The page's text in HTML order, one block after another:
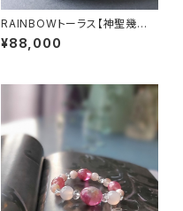
RAINBOWトーラス【神聖幾何
学パワープレート】
¥88,000